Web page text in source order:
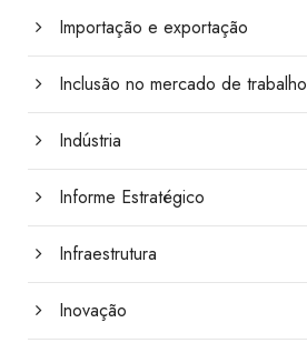
Importação e exportação
Inclusão no mercado de trabalho
Indústria
Informe Estratégico
Infraestrutura
Inovação